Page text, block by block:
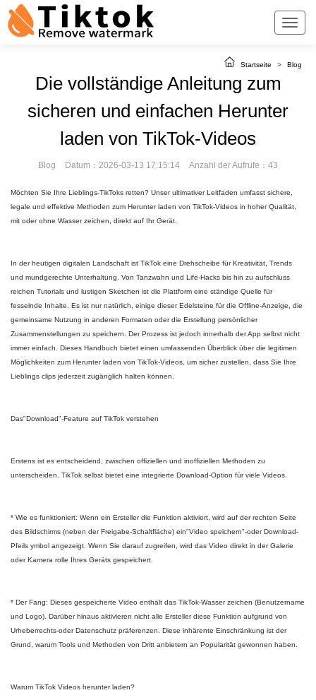
Startseite > Blog
Die vollständige Anleitung zum
sicheren und einfachen Herunter
laden von TikTok-Videos
Blog Datum：2026-03-13 17:15:14 Anzahl der Aufrufe：43
Möchten Sie Ihre Lieblings-TikToks retten? Unser ultimativer Leitfaden umfasst sichere,
legale und effektive Methoden zum Herunter laden von TikTok-Videos in hoher Qualität,
mit oder ohne Wasser zeichen, direkt auf Ihr Gerät.
In der heutigen digitalen Landschaft ist TikTok eine Drehscheibe für Kreativität, Trends
und mundgerechte Unterhaltung. Von Tanzwahn und Life-Hacks bis hin zu aufschluss
reichen Tutorials und lustigen Sketchen ist die Plattform eine ständige Quelle für
fesselnde Inhalte. Es ist nur natürlich, einige dieser Edelsteine für die Offline-Anzeige, die
gemeinsame Nutzung in anderen Formaten oder die Erstellung persönlicher
Zusammenstellungen zu speichern. Der Prozess ist jedoch innerhalb der App selbst nicht
immer einfach. Dieses Handbuch bietet einen umfassenden Überblick über die legitimen
Möglichkeiten zum Herunter laden von TikTok-Videos, um sicher zustellen, dass Sie Ihre
Lieblings clips jederzeit zugänglich halten können.
Das"Download"-Feature auf TikTok verstehen
Erstens ist es entscheidend, zwischen offiziellen und inoffiziellen Methoden zu
unterscheiden. TikTok selbst bietet eine integrierte Download-Option für viele Videos.
* Wie es funktioniert: Wenn ein Ersteller die Funktion aktiviert, wird auf der rechten Seite
des Bildschirms (neben der Freigabe-Schaltfläche) ein"Video speichern"-oder Download-
Pfeils ymbol angezeigt. Wenn Sie darauf zugreifen, wird das Video direkt in der Galerie
oder Kamera rolle Ihres Geräts gespeichert.
* Der Fang: Dieses gespeicherte Video enthält das TikTok-Wasser zeichen (Benutzername
und Logo). Darüber hinaus aktivieren nicht alle Ersteller diese Funktion aufgrund von
Urheberrechts-oder Datenschutz präferenzen. Diese inhärente Einschränkung ist der
Grund, warum Tools und Methoden von Dritt anbietern an Popularität gewonnen haben.
Warum TikTok Videos herunter laden?